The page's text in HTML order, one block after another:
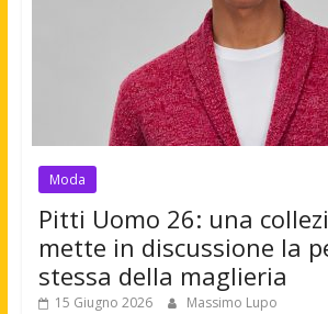
Moda
Pitti Uomo 26: una
mette in discussione la
stessa della maglieria
15 Giugno 2026 Massimo Lupo